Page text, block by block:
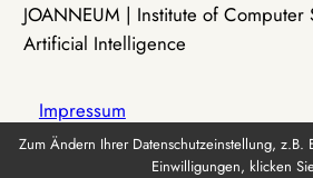
JOANNEUM | Institute of Computer
Artificial Intelligence
Impressum
Zum Ändern Ihrer Datenschutzeinstellung,
Einwilligungen, klicken